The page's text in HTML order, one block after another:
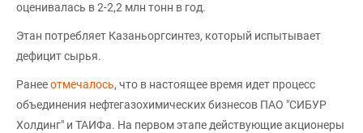
оценивалась в 2-2,2 млн тонн в год.
Этан потребляет Казаньоргсинтез, который испытывает
дефицит сырья.
Ранееотмечалось, что в настоящее время идет процесс
объединения нефтегазохимических бизнесов ПАО "СИБУР
Холдинг" и ТАИФа. На первом этапе действующие акционеры